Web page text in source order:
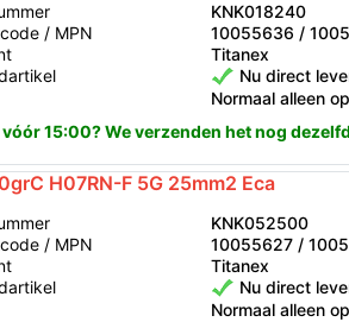
KNK018240
/ MPN
10055636 /
Titanex
Nu direct
Normaal alleen
15:00? We verzenden het nog
H07RN-F 5G 25mm2 Eca
KNK052500
/ MPN
10055627 /
Titanex
Nu direct
Normaal alleen